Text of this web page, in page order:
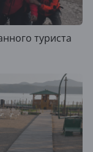
туриста